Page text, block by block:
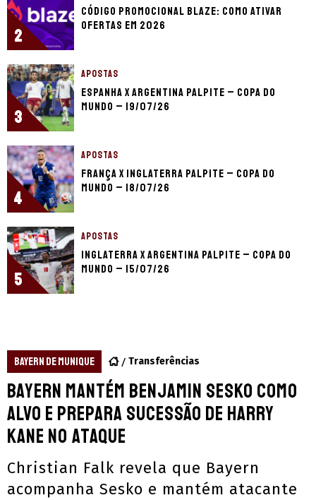
2
Código promocional Blaze: como ativar
ofertas em 2026
3
APOSTAS
Espanha x Argentina palpite – Copa do
Mundo – 19/07/26
4
APOSTAS
França x Inglaterra palpite – Copa do
Mundo – 18/07/26
5
APOSTAS
Inglaterra x Argentina palpite – Copa do
Mundo – 15/07/26
BAYERN DE MUNIQUE Transferências
Bayern mantém Benjamin Sesko como
alvo e prepara sucessão de Harry
Kane no ataque
Christian Falk revela que Bayern
acompanha Sesko e mantém atacante